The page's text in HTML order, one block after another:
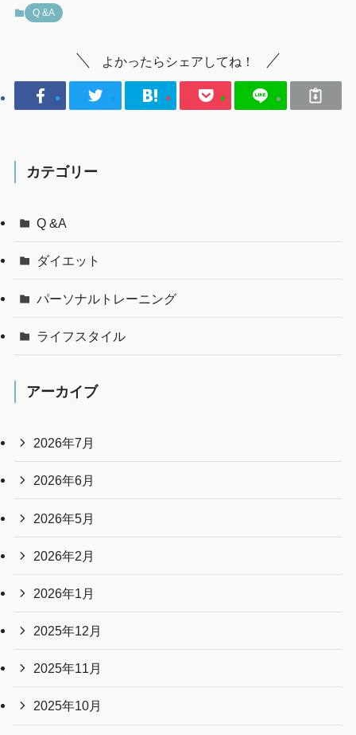
Q &A
よかったらシェアしてね！
カテゴリー
Q &A
ダイエット
パーソナルトレーニング
ライフスタイル
アーカイブ
2026年7月
2026年6月
2026年5月
2026年2月
2026年1月
2025年12月
2025年11月
2025年10月